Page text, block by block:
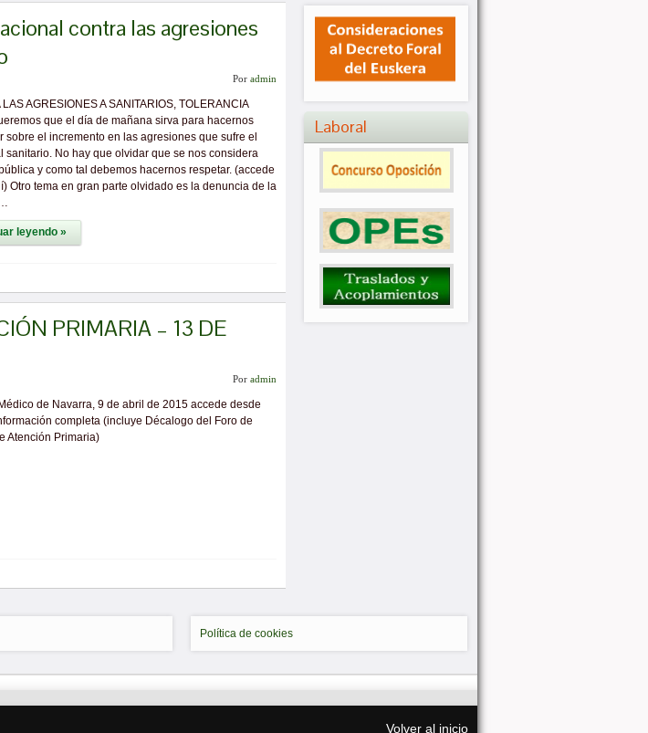
contra las agresiones
Por admin
AGRESIONES A SANITARIOS, TOLERANCIA
que el día de mañana sirva para hacernos
sobre el incremento en las agresiones que sufre el
sanitario. No hay que olvidar que se nos considera
y como tal debemos hacernos respetar. (accede
Otro tema en gran parte olvidado es la denuncia de la
leyendo »
PRIMARIA – 13 DE
Por admin
de Navarra, 9 de abril de 2015 accede desde
completa (incluye Décalogo del Foro de
Atención Primaria)
Laboral
Política de cookies
Volver al inicio